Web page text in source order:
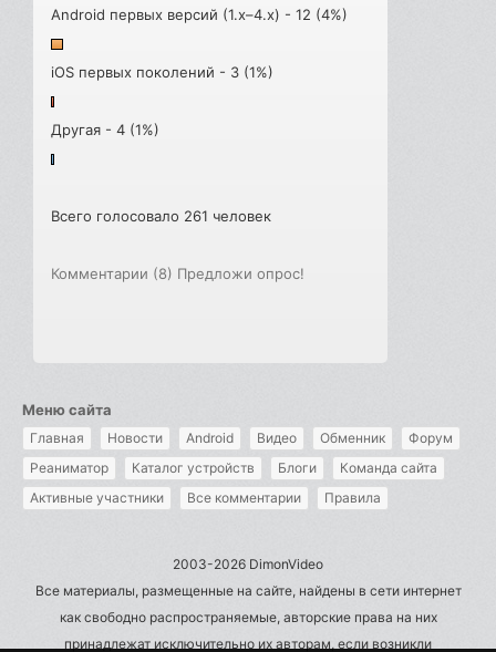
Android первых версий (1.x–4.x) - 12 (4%)
iOS первых поколений - 3 (1%)
Другая - 4 (1%)
Всего голосовало 261 человек
Комментарии (8) Предложи опрос!
Меню сайта
Главная Новости Android Видео Обменник
Форум
Реаниматор
Каталог устройств Блоги
Команда сайта
Активные участники
Все комментарии Правила
2003-2026 DimonVideo
Все материалы, размещенные на сайте, найдены в сети интернет
как свободно распространяемые, авторские права на них
принадлежат исключительно их авторам, если возникли